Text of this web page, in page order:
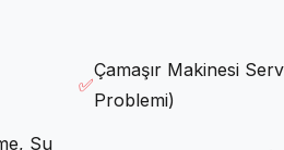
✅
Çamaşır Makinesi
Problemi)
Su